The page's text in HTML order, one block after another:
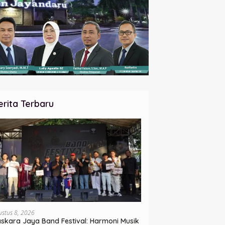
Terbaru
8, 2026
Jaya Band Festival: Harmoni Musik